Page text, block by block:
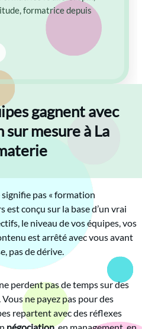
formatrice depuis
gagnent avec
mesure à La
pas « formation
est conçu sur la base d’un vrai
le niveau de vos équipes, vos
est arrêté avec vous avant
pas de dérive.
perdent pas de temps sur des
ne payez pas pour des
repartent avec des réflexes